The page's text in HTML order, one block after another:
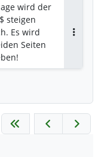
wird der
steigen
Es wird
Seiten